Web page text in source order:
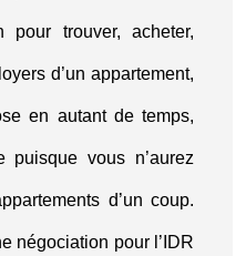
trouver, acheter,
d’un appartement,
en autant de temps,
puisque vous n’aurez
d’un coup.
négociation pour l’IDR